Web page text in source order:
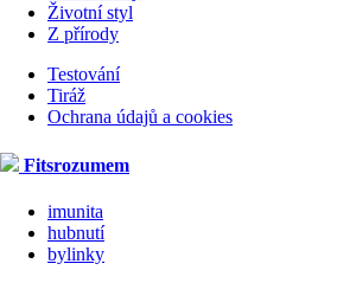
Životní styl
Z přírody
Testování
Tiráž
Ochrana údajů a cookies
Fitsrozumem
imunita
hubnutí
bylinky